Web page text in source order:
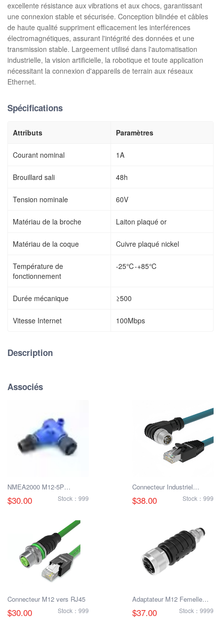
excellente résistance aux vibrations et aux chocs, garantissant
une connexion stable et sécurisée. Conception blindée et câbles
de haute qualité suppriment efficacement les interférences
électromagnétiques, assurant l'intégrité des données et une
transmission stable. Largeement utilisé dans l'automatisation
industrielle, la vision artificielle, la robotique et toute application
nécessitant la connexion d'appareils de terrain aux réseaux
Ethernet.
Spécifications
Attributs Paramètres
Courant nominal 1A
Brouillard sali 48h
Tension nominale 60V
Matériau de la broche Laiton plaqué or
Matériau de la coque Cuivre plaqué nickel
Température de
fonctionnement
-25℃-+85℃
Durée mécanique ≥500
Vitesse Internet 100Mbps
Description
Associés
NMEA2000 M12-5P
Distributeur de type T
$30.00 Stock：999
Connecteur Industriel
Ethernet M12 Mâle vers
RJ45
$38.00 Stock：999
Connecteur M12 vers RJ45
$30.00 Stock：999
Adaptateur M12 Femelle
vers M8 Mâle
$37.00 Stock：9999